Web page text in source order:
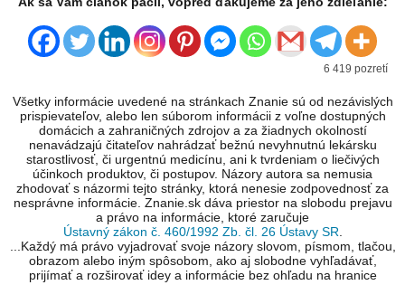
6 419 pozretí
Všetky informácie uvedené na stránkach Znanie sú od nezávislých
prispievateľov, alebo len súborom informácii z voľne dostupných
domácich a zahraničných zdrojov a za žiadnych okolností
nenavádzajú čitateľov nahrádzať bežnú nevyhnutnú lekársku
starostlivosť, či urgentnú medicínu, ani k tvrdeniam o liečivých
účinkoch produktov, či postupov. Názory autora sa nemusia
zhodovať s názormi tejto stránky, ktorá nenesie zodpovednosť za
nesprávne informácie. Znanie.sk dáva priestor na slobodu prejavu
a právo na informácie, ktoré zaručuje
Ústavný zákon č. 460/1992 Zb. čl. 26 Ústavy SR
...Každý má právo vyjadrovať svoje názory slovom, písmom, tlačou,
obrazom alebo iným spôsobom, ako aj slobodne vyhľadávať,
prijímať a rozširovať idey a informácie bez ohľadu na hranice